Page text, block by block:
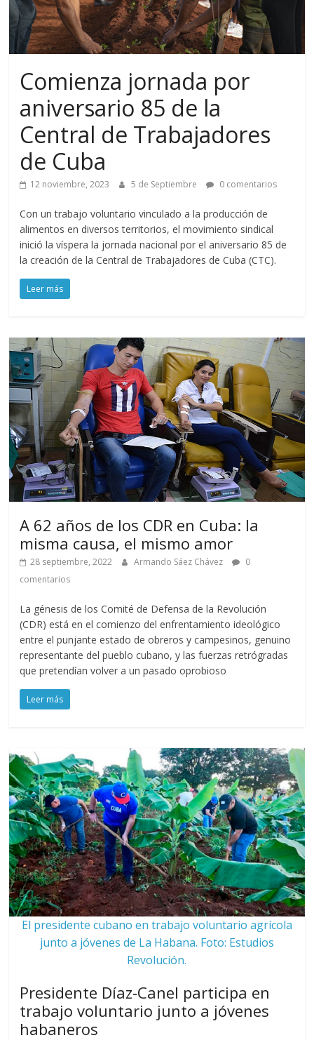
Comienza jornada por
aniversario 85 de la
Central de Trabajadores
de Cuba
12 noviembre, 2023 5 de Septiembre 0 comentarios
Con un trabajo voluntario vinculado a la producción de
alimentos en diversos territorios, el movimiento sindical
inició la víspera la jornada nacional por el aniversario 85 de
la creación de la Central de Trabajadores de Cuba (CTC).
Leer más
A 62 años de los CDR en Cuba: la
misma causa, el mismo amor
28 septiembre, 2022 Armando Sáez Chávez
0
comentarios
La génesis de los Comité de Defensa de la Revolución
(CDR) está en el comienzo del enfrentamiento ideológico
entre el punjante estado de obreros y campesinos, genuino
representante del pueblo cubano, y las fuerzas retrógradas
que pretendían volver a un pasado oprobioso
Leer más
El presidente cubano en trabajo voluntario agrícola
junto a jóvenes de La Habana. Foto: Estudios
Revolución.
Presidente Díaz-Canel participa en
trabajo voluntario junto a jóvenes
habaneros